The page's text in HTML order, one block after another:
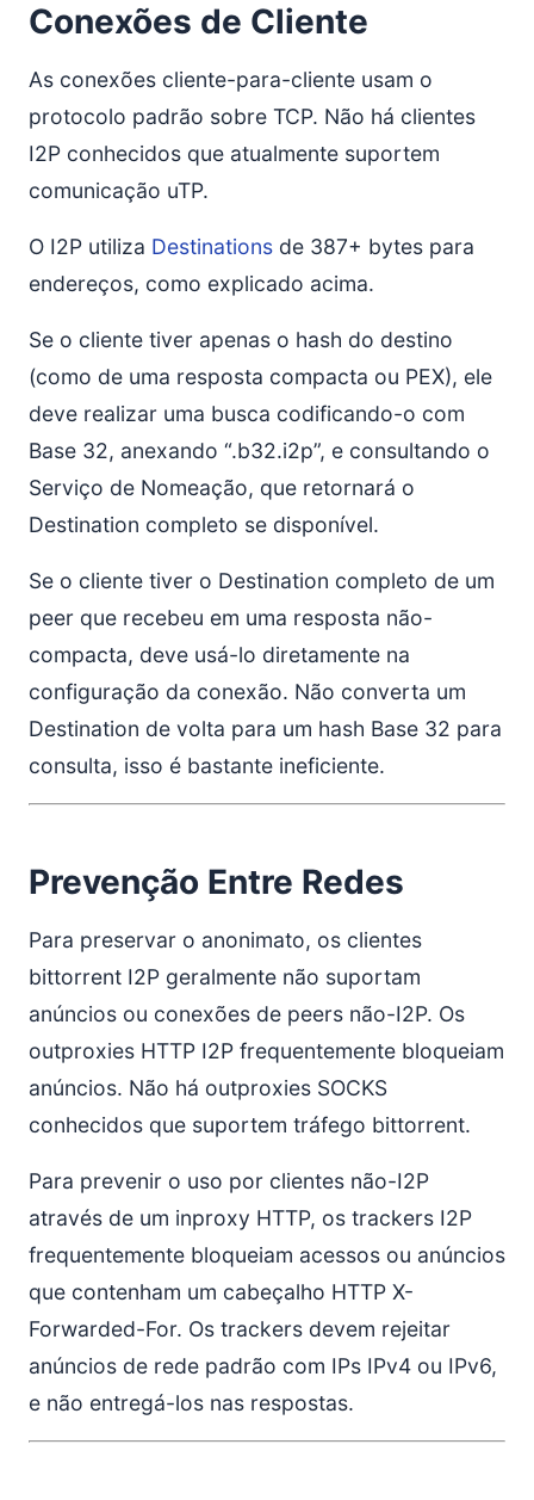
Conexões de Cliente
As conexões cliente-para-cliente usam o
protocolo padrão sobre TCP. Não há clientes
I2P conhecidos que atualmente suportem
comunicação uTP.
O I2P utiliza Destinations de 387+ bytes para
endereços, como explicado acima.
Se o cliente tiver apenas o hash do destino
(como de uma resposta compacta ou PEX), ele
deve realizar uma busca codificando-o com
Base 32, anexando “.b32.i2p”, e consultando o
Serviço de Nomeação, que retornará o
Destination completo se disponível.
Se o cliente tiver o Destination completo de um
peer que recebeu em uma resposta não-
compacta, deve usá-lo diretamente na
configuração da conexão. Não converta um
Destination de volta para um hash Base 32 para
consulta, isso é bastante ineficiente.
Prevenção Entre Redes
Para preservar o anonimato, os clientes
bittorrent I2P geralmente não suportam
anúncios ou conexões de peers não-I2P. Os
outproxies HTTP I2P frequentemente bloqueiam
anúncios. Não há outproxies SOCKS
conhecidos que suportem tráfego bittorrent.
Para prevenir o uso por clientes não-I2P
através de um inproxy HTTP, os trackers I2P
frequentemente bloqueiam acessos ou anúncios
que contenham um cabeçalho HTTP X-
Forwarded-For. Os trackers devem rejeitar
anúncios de rede padrão com IPs IPv4 ou IPv6,
e não entregá-los nas respostas.